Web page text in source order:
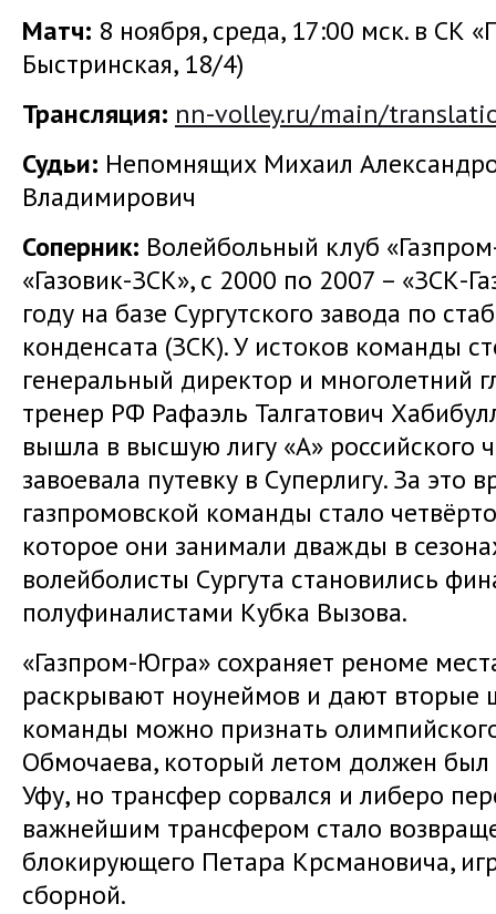
Матч: 8 ноября, среда, 17:00 мск. в СК
Быстринская, 18/4)
Трансляция: nn-volley.ru/main/
Судьи: Непомнящих Михаил
Владимирович
Соперник: Волейбольный клуб
«Газовик-ЗСК», с 2000 по 2007 – «ЗСК-
году на базе Сургутского завода по
конденсата (ЗСК). У истоков команды
генеральный директор и многолетний
тренер РФ Рафаэль Талгатович
вышла в высшую лигу «А» российского
завоевала путевку в Суперлигу. За это
газпромовской команды стало
которое они занимали дважды в
волейболисты Сургута становились
полуфиналистами Кубка Вызова.
«Газпром-Югра» сохраняет реноме
раскрывают ноунеймов и дают вторые
команды можно признать
Обмочаева, который летом должен был
Уфу, но трансфер сорвался и либеро
важнейшим трансфером стало
блокирующего Петара Крсмановича,
сборной.